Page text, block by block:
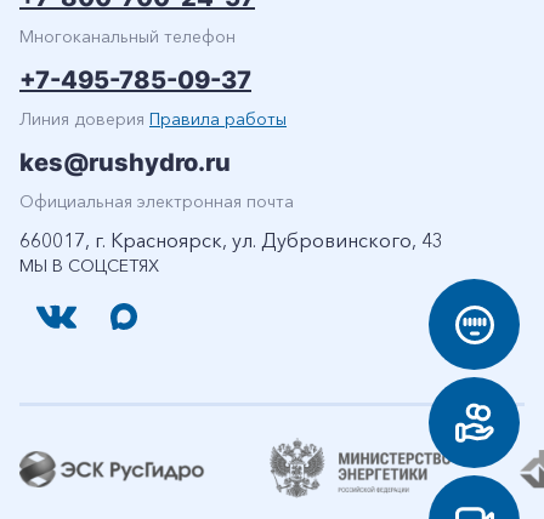
МЫ В СОЦСЕТЯХ
Многоканальный телефон
+7-495-785-09-37
Линия доверия Правила работы
kes@rushydro.ru
Официальная электронная почта
660017, г. Красноярск, ул. Дубровинского, 43